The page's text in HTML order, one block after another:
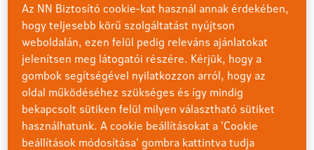
Minél inkább biztonságban tudhatjuk saját, illetve
szeretteink megélhetését, annál kevésbé kell tartanunk
attól, hogy egy váratlan helyzet miatt veszélybe kerül
lakhatásunk és egzisztenciánk. Ez rengeteg stressztől
kímél meg minket, hiszen ahogy a Longevity kutatásból
is kiderül: az anyagiak jelentik a legfőbb stresszforrást a
magyarok számára. Emellett, ha megengedhetünk
magunknak olyan kisebb-nagyobb luxusokat, mint a
Az NN Biztosító cookie-kat használ annak érdekében,
hogy teljesebb körű szolgáltatást nyújtson
weboldalán, ezen felül pedig releváns ajánlatokat
jelenítsen meg látogatói részére. Kérjük, hogy a
gombok segítségével nyilatkozzon arról, hogy az
oldal működéséhez szükséges és így mindig
bekapcsolt sütiken felül milyen választható sütiket
használhatunk. A cookie beállításokat a 'Cookie
beállítások módosítása' gombra kattintva tudja